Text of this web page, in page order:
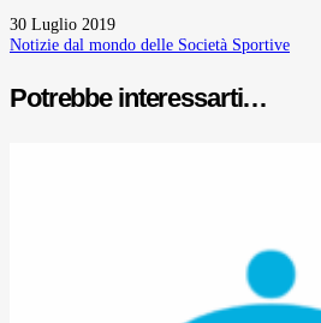
30 Luglio 2019
Notizie dal mondo delle Società Sportive
Potrebbe interessarti…